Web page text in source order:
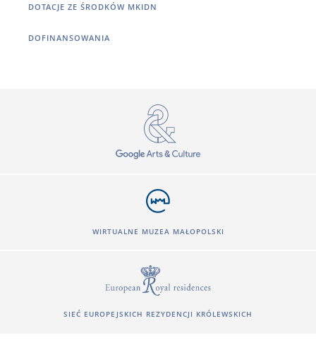
DOTACJE ZE ŚRODKÓW MKIDN
DOFINANSOWANIA
WIRTUALNE MUZEA MAŁOPOLSKI
SIEĆ EUROPEJSKICH REZYDENCJI KRÓLEWSKICH